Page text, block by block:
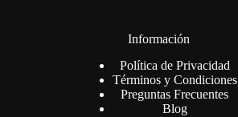
Información
Política de Privacidad
Términos y Condiciones
Preguntas Frecuentes
Blog